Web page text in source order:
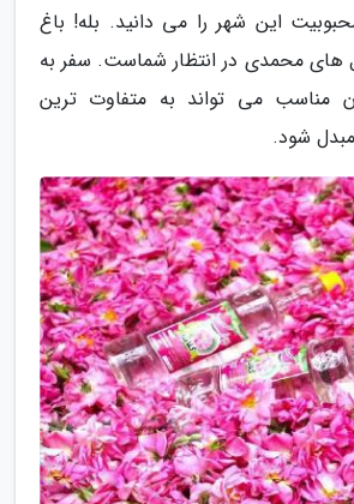
این شهر را می دانید. بله! باغ
های محمدی در انتظار شماست. سفر به
مناسب می تواند به متفاوت ترین
شود.